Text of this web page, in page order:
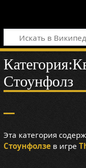
Категория:
Стоунфолз
Эта категория
Стоунфолзев игре